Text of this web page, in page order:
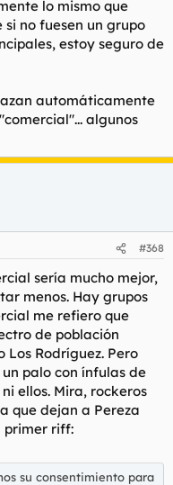
lo mismo que
si no fuesen un grupo
estoy seguro de
automáticamente
algunos
#368
sería mucho mejor,
menos. Hay grupos
me refiero que
de población
Los Rodríguez. Pero
palo con ínfulas de
ellos. Mira, rockeros
que dejan a Pereza
primer riff:
su consentimiento para